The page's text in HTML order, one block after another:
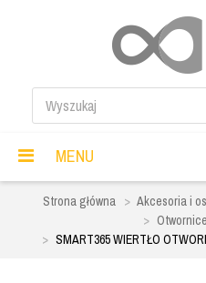
MENU
Strona główna Akcesoria i
SMART365 WIERTŁO